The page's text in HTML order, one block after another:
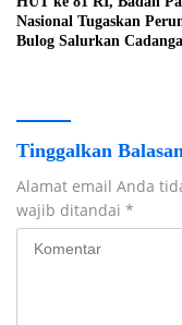
Nasional Tugaskan
Bulog Salurkan
Tinggalkan Balasan
Alamat email Anda
wajib ditandai *